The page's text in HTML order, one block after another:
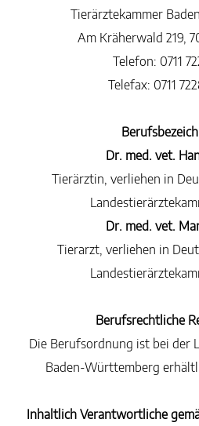
Tierärztekammer
Am Kräherwald 219,
Telefon: 0711
Telefax: 0711
Dr. med. vet.
Tierärztin, verliehen in
Dr. med. vet.
Tierarzt, verliehen in
Berufsrechtliche
Die Berufsordnung ist bei der
Baden-Württemberg
Inhaltlich Verantwortliche